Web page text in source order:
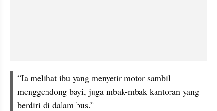
“Ia melihat ibu yang menyetir motor sambil
menggendong bayi, juga mbak-mbak kantoran yang
berdiri di dalam bus.”